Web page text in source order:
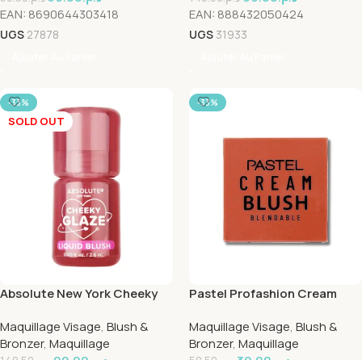
EAN: 8690644303418
UGS 27878
EAN: 888432050424
UGS 31933
-33%
SOLD OUT
Absolute New York Cheeky
Maquillage Visage, Blush &
Bronzer, Maquillage
-33%
Pastel Profashion Cream
Maquillage Visage, Blush &
Bronzer, Maquillage